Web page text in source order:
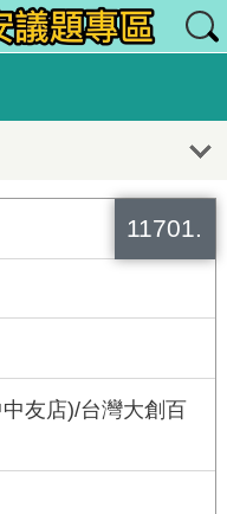
11701.
友店)/台灣大創百